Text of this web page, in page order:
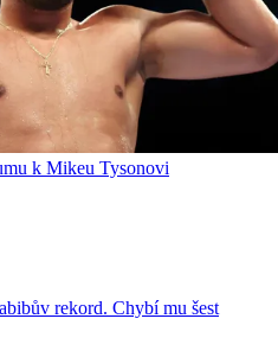
k Mikeu Tysonovi
rekord. Chybí mu šest